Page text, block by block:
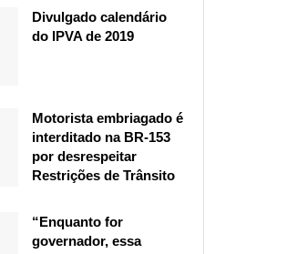
Divulgado calendário
do IPVA de 2019
Motorista embriagado é
interditado na BR-153
por desrespeitar
Restrições de Trânsito
“Enquanto for
governador, essa